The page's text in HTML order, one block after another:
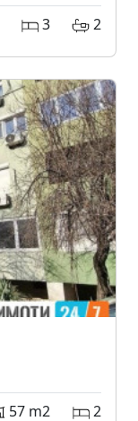
3 2
57 m2 2